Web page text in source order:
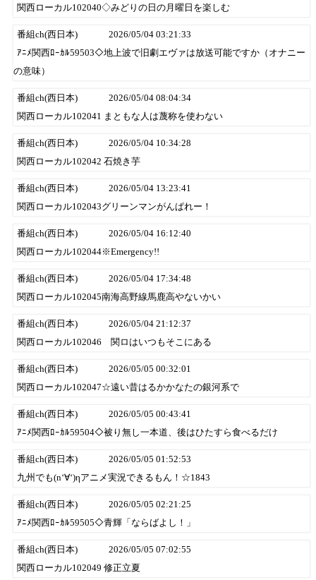
関西ローカル102040◇みどりの日の月曜日を楽しむ
番組ch(西日本)
2026/05/04 03:21:33
ｱﾆﾒ関西ﾛｰｶﾙ59503◇地上波で旧劇エヴァは放送可能ですか（オナニー
の意味）
番組ch(西日本)
2026/05/04 08:04:34
関西ローカル102041 まともな人は蔑称を使わない
番組ch(西日本)
2026/05/04 10:34:28
関西ローカル102042 石焼き芋
番組ch(西日本)
2026/05/04 13:23:41
関西ローカル102043グリーンマンがんぱれー！
番組ch(西日本)
2026/05/04 16:12:40
関西ローカル102044※Emergency!!
番組ch(西日本)
2026/05/04 17:34:48
関西ローカル102045南海高野線馬鹿高やないかい
番組ch(西日本)
2026/05/04 21:12:37
関西ローカル102046 関ロはいつもそこにある
番組ch(西日本)
2026/05/05 00:32:01
関西ローカル102047☆遠い昔はるかかなたの銀河系で
番組ch(西日本)
2026/05/05 00:43:41
ｱﾆﾒ関西ﾛｰｶﾙ59504◇被り無し一本道、後はひたすら食べるだけ
番組ch(西日本)
2026/05/05 01:52:53
九州でも(n‘∀‘)ηアニメ実況できるもん！☆1843
番組ch(西日本)
2026/05/05 02:21:25
ｱﾆﾒ関西ﾛｰｶﾙ59505◇青輝「ならばよし！」
番組ch(西日本)
2026/05/05 07:02:55
関西ローカル102049 修正立夏